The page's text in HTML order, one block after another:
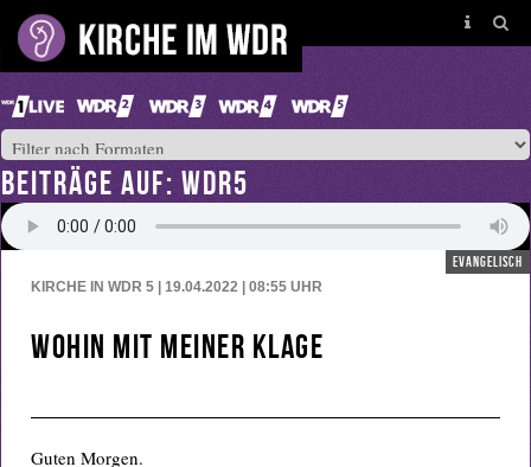
BEITRÄGE AUF: WDR5
evangelisch
KIRCHE IN WDR 5 | 19.04.2022 | 08:55 UHR
Wohin mit meiner Klage
Guten Morgen.